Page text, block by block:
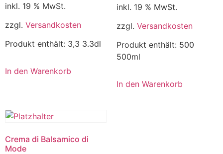
inkl. 19 % MwSt.
zzgl. Versandkosten
Produkt enthält: 3,3 3.3dl
In den Warenkorb
inkl. 19 % MwSt.
zzgl. Versandkosten
Produkt enthält: 500
500ml
In den Warenkorb
Crema di Balsamico di
Mode